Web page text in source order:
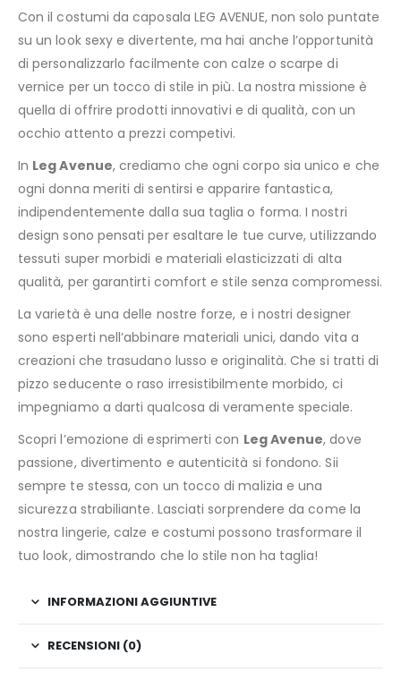
Con il costumi da caposala LEG AVENUE, non solo puntate
su un look sexy e divertente, ma hai anche l’opportunità
di personalizzarlo facilmente con calze o scarpe di
vernice per un tocco di stile in più. La nostra missione è
quella di offrire prodotti innovativi e di qualità, con un
occhio attento a prezzi competivi.
In Leg Avenue, crediamo che ogni corpo sia unico e che
ogni donna meriti di sentirsi e apparire fantastica,
indipendentemente dalla sua taglia o forma. I nostri
design sono pensati per esaltare le tue curve, utilizzando
tessuti super morbidi e materiali elasticizzati di alta
qualità, per garantirti comfort e stile senza compromessi.
La varietà è una delle nostre forze, e i nostri designer
sono esperti nell’abbinare materiali unici, dando vita a
creazioni che trasudano lusso e originalità. Che si tratti di
pizzo seducente o raso irresistibilmente morbido, ci
impegniamo a darti qualcosa di veramente speciale.
Scopri l’emozione di esprimerti con Leg Avenue, dove
passione, divertimento e autenticità si fondono. Sii
sempre te stessa, con un tocco di malizia e una
sicurezza strabiliante. Lasciati sorprendere da come la
nostra lingerie, calze e costumi possono trasformare il
tuo look, dimostrando che lo stile non ha taglia!
INFORMAZIONI AGGIUNTIVE
RECENSIONI (0)